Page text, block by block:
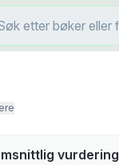
vurdering